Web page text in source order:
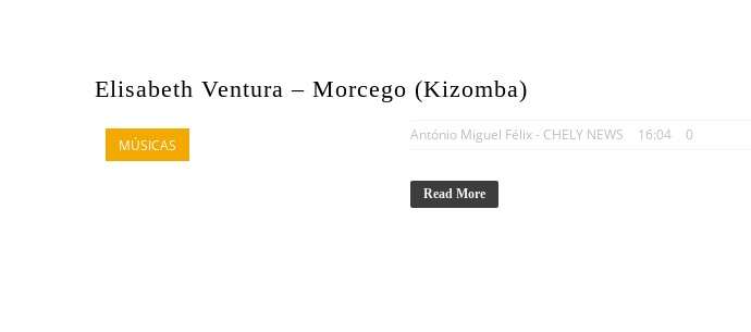
Elisabeth Ventura – Morcego (Kizomba)
MÚSICAS
António Miguel Félix - CHELY NEWS 16:04 0
Read More